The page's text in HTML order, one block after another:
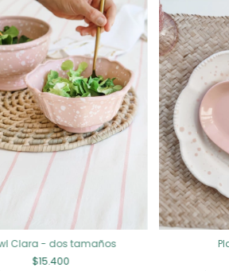
Clara - dos tamaños
$15.400